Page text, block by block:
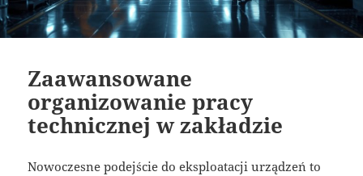
Zaawansowane
organizowanie pracy
technicznej w zakładzie
Nowoczesne podejście do eksploatacji urządzeń to